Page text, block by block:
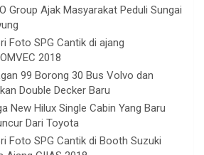
Group Ajak Masyarakat Peduli Sungai
Foto SPG Cantik di ajang
2018
99 Borong 30 Bus Volvo dan
Double Decker Baru
New Hilux Single Cabin Yang Baru
Dari Toyota
Foto SPG Cantik di Booth Suzuki